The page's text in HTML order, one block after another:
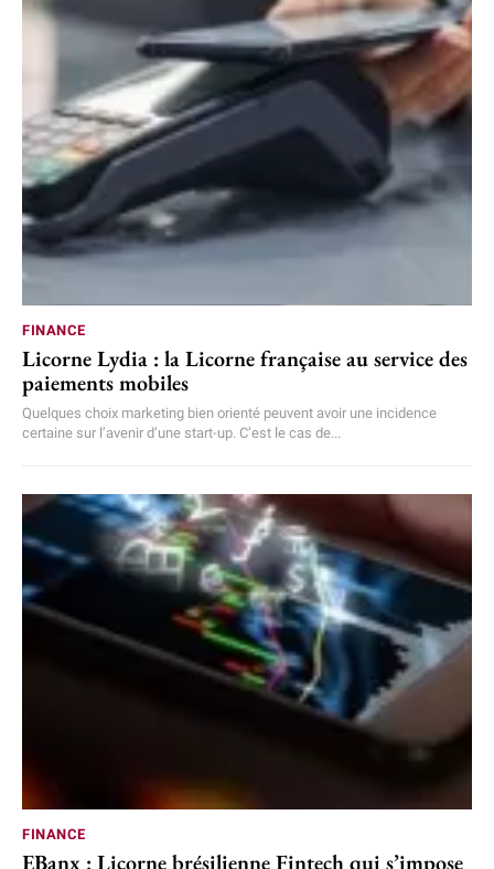
FINANCE
Licorne Lydia : la Licorne française au service des
paiements mobiles
Quelques choix marketing bien orienté peuvent avoir une incidence
certaine sur l’avenir d’une start-up. C’est le cas de...
FINANCE
EBanx : Licorne brésilienne Fintech qui s’impose